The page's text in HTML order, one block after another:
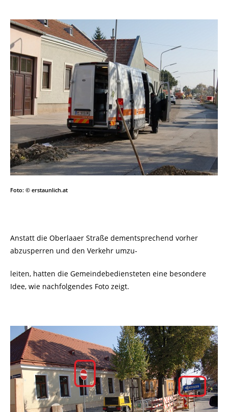
Foto: © erstaunlich.at
Anstatt die Oberlaaer Straße dementsprechend vorher
abzusperren und den Verkehr umzu-
leiten, hatten die Gemeindebediensteten eine besondere
Idee, wie nachfolgendes Foto zeigt.